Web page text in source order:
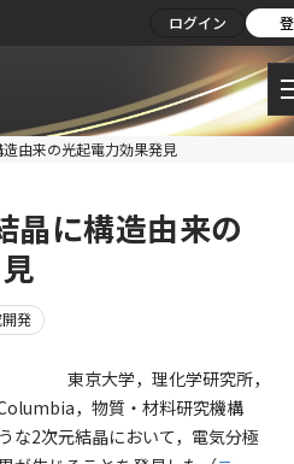
ログイン
由来の光起電力効果発見
晶に構造由来の
発
東京大学，理化学研究所，
，物質・材料研究機構
な2次元結晶において，電気分極